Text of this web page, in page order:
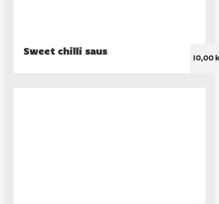
Sweet chilli saus
10,00